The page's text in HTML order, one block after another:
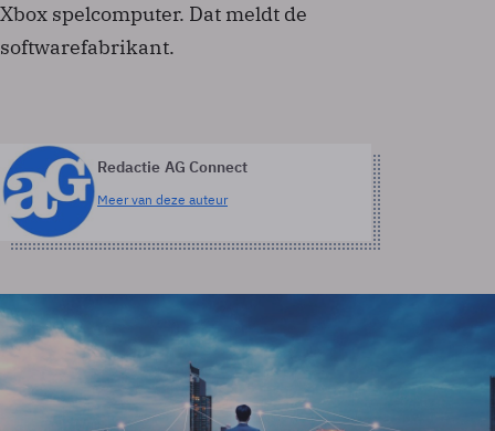
Xbox spelcomputer. Dat meldt de
softwarefabrikant.
Redactie AG Connect
Meer van deze auteur